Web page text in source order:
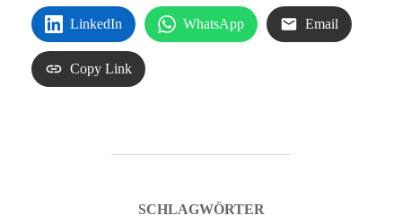
LinkedIn WhatsApp Email
Copy Link
SCHLAGWÖRTER